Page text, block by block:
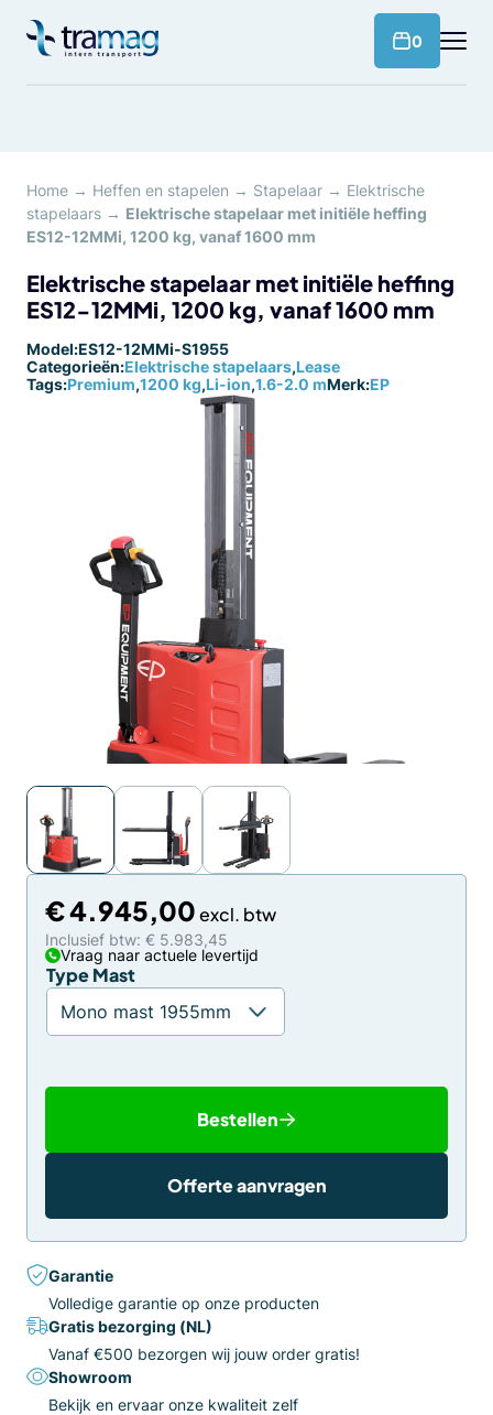
naar
0
Home → Heffen en stapelen → Stapelaar → Elektrische
stapelaars → Elektrische stapelaar met initiële heffing
ES12-12MMi, 1200 kg, vanaf 1600 mm
Elektrische stapelaar met initiële heffing
ES12-12MMi, 1200 kg, vanaf 1600 mm
Model:ES12-12MMi-S1955
Categorieën:Elektrische stapelaars,Lease
Tags:Premium,1200 kg,Li-ion,1.6-2.0 mMerk:EP
€4.945,00
Inclusief btw: € 5.983,45
Vraag naar actuele levertijd
Type Mast
Bestellen
Offerte aanvragen
Garantie
Volledige garantie op onze producten
Gratis bezorging (NL)
Vanaf €500 bezorgen wij jouw order gratis!
Showroom
Bekijk en ervaar onze kwaliteit zelf